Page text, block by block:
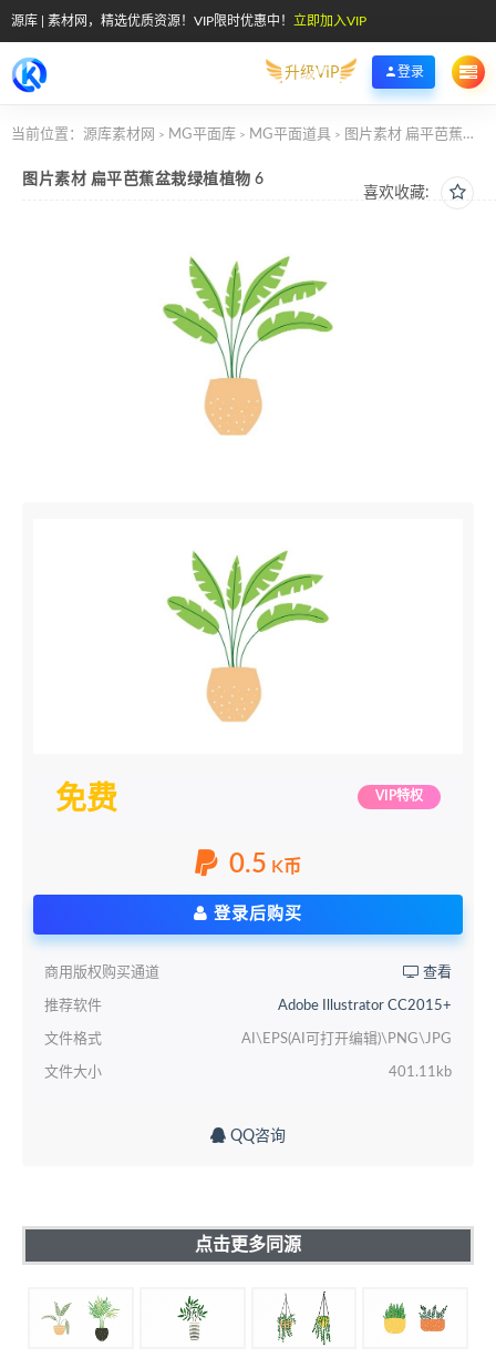
源库 | 素材网，精选优质资源！VIP限时优惠中！ 立即加入VIP
升级VIP 登录
当前位置： 源库素材网 > MG平面库 > MG平面道具 > 图片素材 扁平芭蕉盆栽绿植植物 6
喜欢收藏:
图片素材 扁平芭蕉盆栽绿植植物 6
免费 VIP特权
0.5 K币
登录后购买
商用版权购买通道 查看
推荐软件 Adobe Illustrator CC2015+
文件格式 AI\EPS(AI可打开编辑)\PNG\JPG
文件大小 401.11kb
QQ咨询
点击更多同源